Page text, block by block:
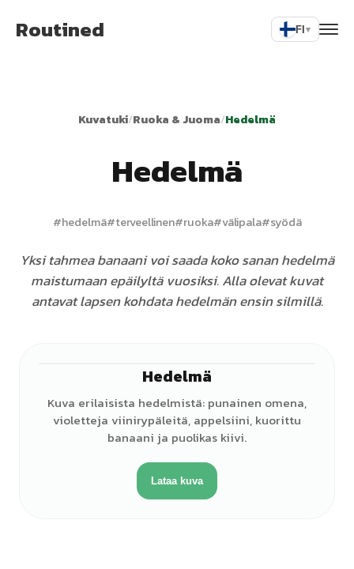
Routined FI▾
Kuvatuki/Ruoka & Juoma/Hedelmä
Hedelmä
#hedelmä#terveellinen#ruoka#välipala#syödä
Yksi tahmea banaani voi saada koko sanan hedelmä
maistumaan epäilyltä vuosiksi. Alla olevat kuvat
antavat lapsen kohdata hedelmän ensin silmillä.
Hedelmä
Kuva erilaisista hedelmistä: punainen omena,
violetteja viinirypäleitä, appelsiini, kuorittu
banaani ja puolikas kiivi.
Lataa kuva